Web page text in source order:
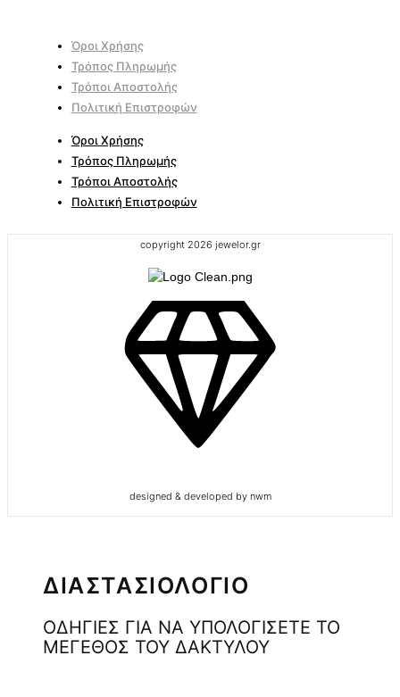
Όροι Χρήσης
Τρόπος Πληρωμής
Τρόποι Αποστολής
Πολιτική Επιστροφών
Όροι Χρήσης
Τρόπος Πληρωμής
Τρόποι Αποστολής
Πολιτική Επιστροφών
copyright 2026 jewelor.gr
designed & developed by nwm
ΔΙΑΣΤΑΣΙΟΛΟΓΙΟ
ΟΔΗΓΙΕΣ ΓΙΑ ΝΑ ΥΠΟΛΟΓΙΣΕΤΕ ΤΟ
ΜΕΓΕΘΟΣ ΤΟΥ ΔΑΚΤΥΛΟΥ